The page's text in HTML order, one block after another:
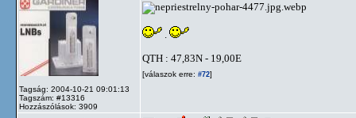
Tagság: 2004-10-21 09:01:13
Tagszám: #13316
Hozzászólások: 3909
QTH : 47,83N - 19,00E
[válaszok erre: #72]